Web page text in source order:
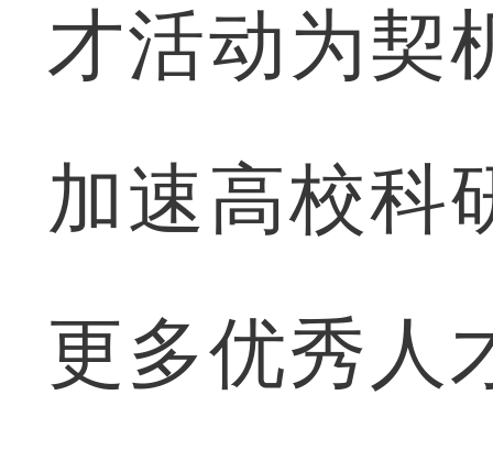
才活动为契
加速高校科
更多优秀人